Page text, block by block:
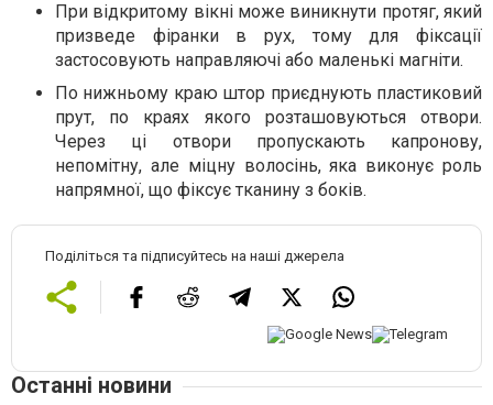
При відкритому вікні може виникнути протяг, який
призведе фіранки в рух, тому для фіксації
застосовують направляючі або маленькі магніти.
По нижньому краю штор приєднують пластиковий
прут, по краях якого розташовуються отвори.
Через ці отвори пропускають капронову,
непомітну, але міцну волосінь, яка виконує роль
напрямної, що фіксує тканину з боків.
Поділіться та підписуйтесь на наші джерела
Останні новини